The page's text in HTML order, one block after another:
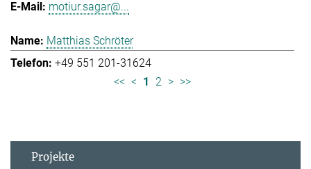
motiur.sagar@...
Matthias Schröter
+49 551 201-31624
<< < 1 2 > >>
Projekte